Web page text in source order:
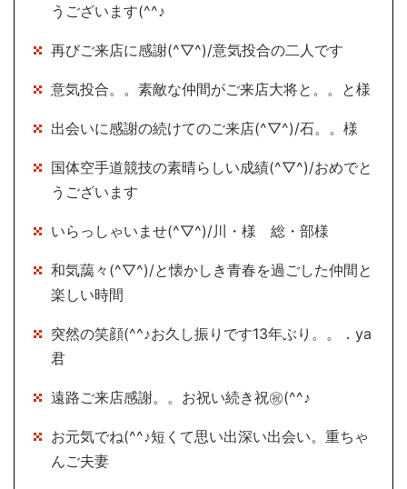
うございます(^^♪
再びご来店に感謝(^▽^)/意気投合の二人です
意気投合。。素敵な仲間がご来店大将と。。と様
出会いに感謝の続けてのご来店(^▽^)/石。。様
国体空手道競技の素晴らしい成績(^▽^)/おめでと
うございます
いらっしゃいませ(^▽^)/川・様 総・部様
和気藹々(^▽^)/と懐かしき青春を過ごした仲間と
楽しい時間
突然の笑顔(^^♪お久し振りです13年ぶり。。．ya
君
遠路ご来店感謝。。お祝い続き祝㊗(^^♪
お元気でね(^^♪短くて思い出深い出会い。重ちゃ
んご夫妻